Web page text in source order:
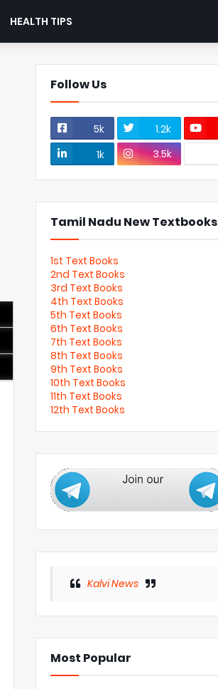
HEALTH TIPS
Follow Us
5k 1.2k
1k
3.5k
Tamil Nadu New Textbooks
1st Text Books
2nd Text Books
3rd Text Books
4th Text Books
5th Text Books
6th Text Books
7th Text Books
8th Text Books
9th Text Books
10th Text Books
11th Text Books
12th Text Books
Kalvi News
Most Popular